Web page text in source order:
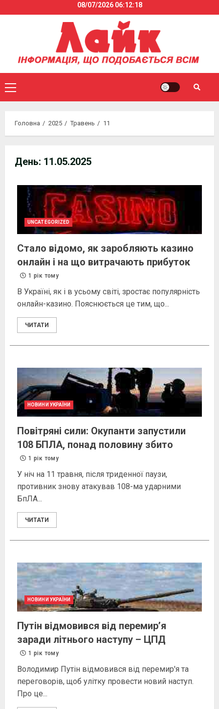
to
08/07/2026 06:12:18
Primary
Menu
Головна 2025 Травень 11
День: 11.05.2025
UNCATEGORIZED
Стало відомо, як заробляють казино
онлайн і на що витрачають прибуток
1 рік тому
В Україні, як і в усьому світі, зростає популярність
онлайн-казино. Пояснюється це тим, що...
ЧИТАТИ
НОВИНИ УКРАЇНИ
Повітряні сили: Окупанти запустили
108 БПЛА, понад половину збито
1 рік тому
У ніч на 11 травня, після триденної паузи,
противник знову атакував 108-ма ударними
БпЛА...
ЧИТАТИ
НОВИНИ УКРАЇНИ
Путін відмовився від перемир’я
заради літнього наступу – ЦПД
1 рік тому
Володимир Путін відмовився від перемир'я та
переговорів, щоб улітку провести новий наступ.
Про це...